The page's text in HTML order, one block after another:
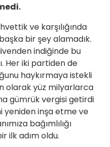
ve karşılığında
bir şey alamadık.
indiğinde bu
Her iki partiden de
haykırmaya istekli
olarak yüz milyarlarca
gümrük vergisi getirdi
yeniden inşa etme ve
bağımlılığı
ilk adım oldu.